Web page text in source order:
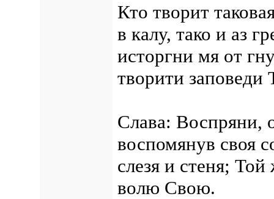
Кто творит
в калу, тако и аз
исторгни мя от
творити заповеди
Слава: Воспряни,
воспомянув своя
слезя и стеня;
волю Свою.